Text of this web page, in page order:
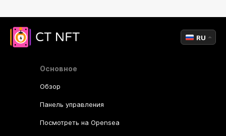
Основное
Обзор
Панель управления
Посмотреть на Opensea
RU